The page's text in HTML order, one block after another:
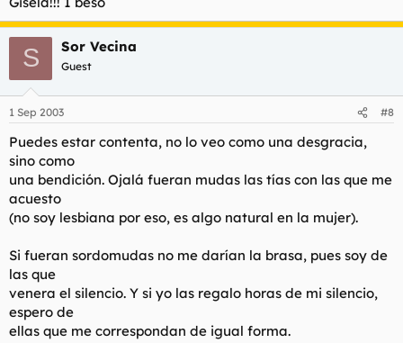
S Sor Vecina
Guest
1 Sep 2003 #8
Puedes estar contenta, no lo veo como una desgracia,
sino como
una bendición. Ojalá fueran mudas las tías con las que me
acuesto
(no soy lesbiana por eso, es algo natural en la mujer).
Si fueran sordomudas no me darían la brasa, pues soy de
las que
venera el silencio. Y si yo las regalo horas de mi silencio,
espero de
ellas que me correspondan de igual forma.